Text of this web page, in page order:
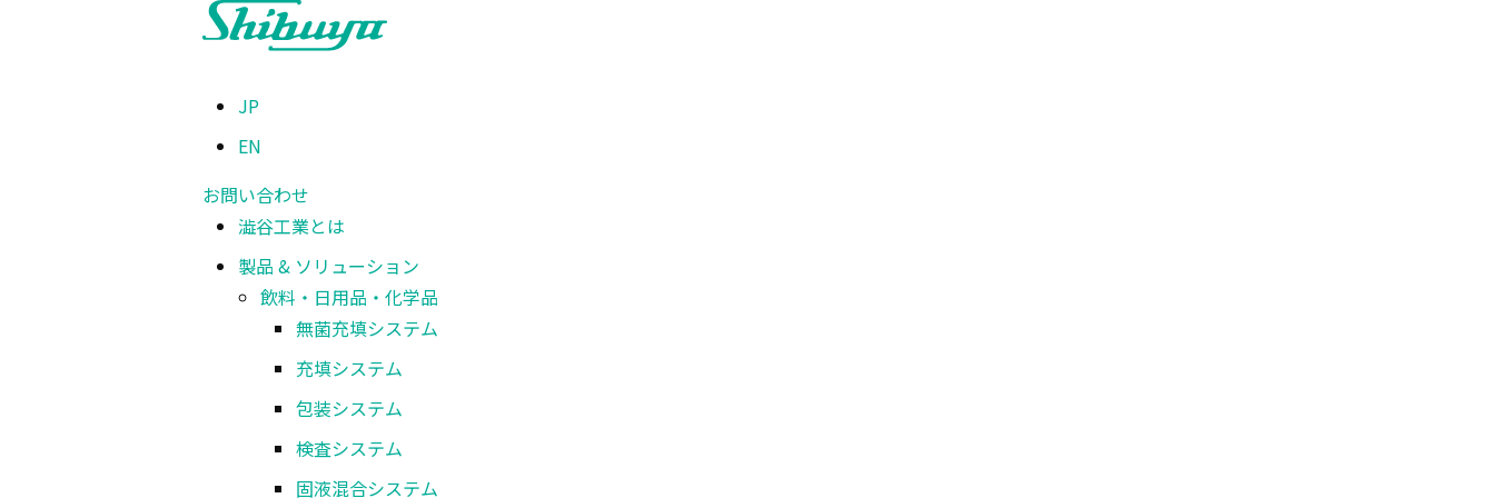
JP
EN
お問い合わせ
澁谷工業とは
製品 & ソリューション
飲料・日用品・化学品
無菌充填システム
充填システム
包装システム
検査システム
固液混合システム